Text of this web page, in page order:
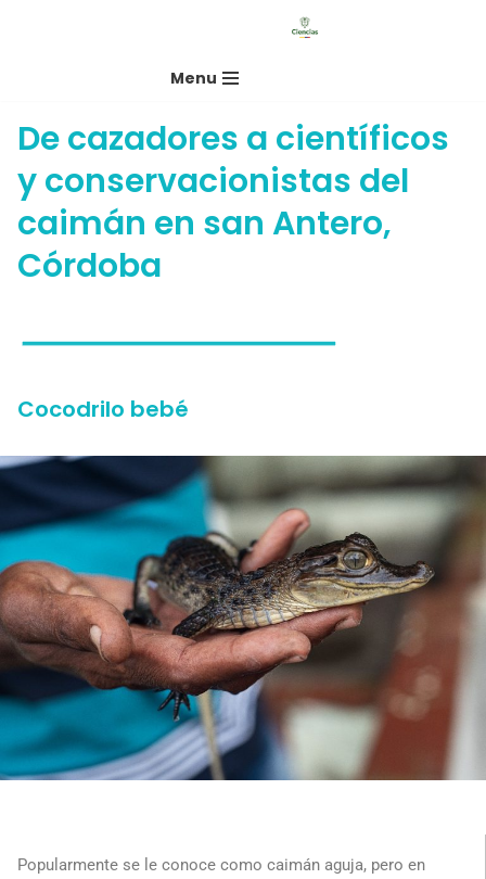
Menu
De cazadores a científicos
y conservacionistas del
caimán en san Antero,
Córdoba
Cocodrilo bebé
Popularmente se le conoce como caimán aguja, pero en